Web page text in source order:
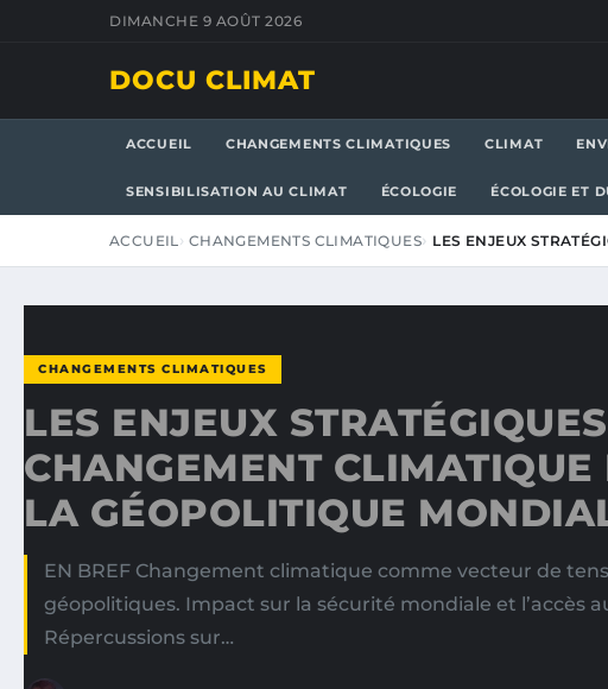
DIMANCHE 9 AOÛT 2026
DOCU CLIMAT
ACCUEIL CHANGEMENTS CLIMATIQUES CLIMAT
SENSIBILISATION AU CLIMAT ÉCOLOGIE ÉCOLOGIE ET
ACCUEIL CHANGEMENTS CLIMATIQUES LES ENJEUX
CHANGEMENTS CLIMATIQUES
LES ENJEUX
CHANGEMENT CLIMATIQUE
LA GÉOPOLITIQUE
EN BREF Changement climatique comme vecteur de
géopolitiques. Impact sur la sécurité mondiale et l’accès
Répercussions sur…